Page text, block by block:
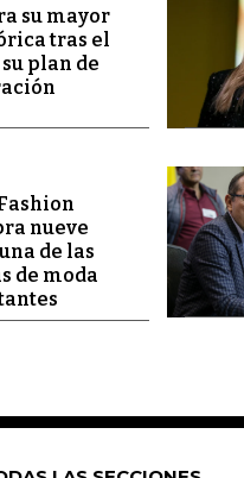
su mayor
tras el
plan de
nueve
de las
de moda